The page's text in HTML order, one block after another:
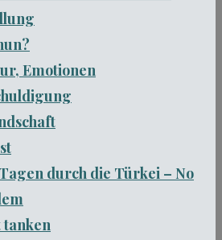
Emotionen
durch die Türkei – No